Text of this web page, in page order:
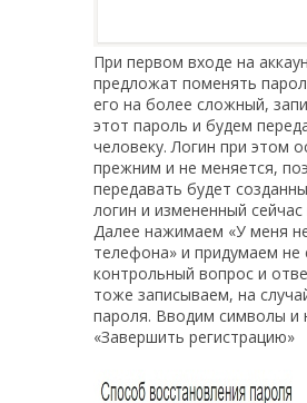
При первом входе на
предложат поменять
его на более сложный,
этот пароль и будем
человеку. Логин при этом
прежним и не меняется,
передавать будет
логин и измененный сейчас
Далее нажимаем «У меня
телефона» и придумаем
контрольный вопрос и
тоже записываем, на
пароля. Вводим символы и
«Завершить регистрацию»